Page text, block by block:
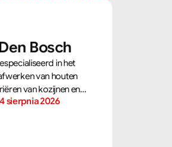
Bosch
in het
van houten
van kozijnen en
en
sierpnia 2026